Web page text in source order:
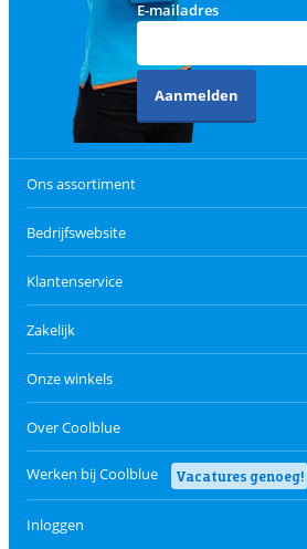
E-mailadres
Aanmelden
Ons assortiment
Bedrijfswebsite
Klantenservice
Zakelijk
Onze winkels
Over Coolblue
Werken bij Coolblue Vacatures genoeg!
Inloggen